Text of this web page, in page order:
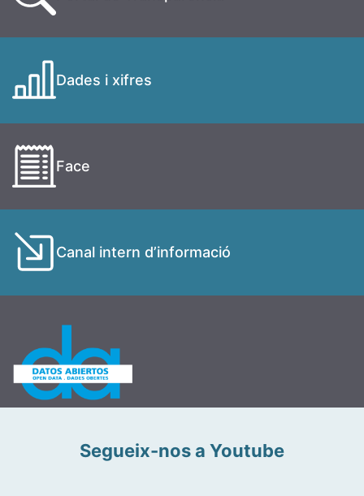
Dades i xifres
Face
Canal intern d’informació
Segueix-nos a Youtube